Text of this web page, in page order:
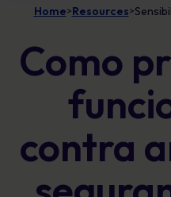
Home>Resources>
Como
contra